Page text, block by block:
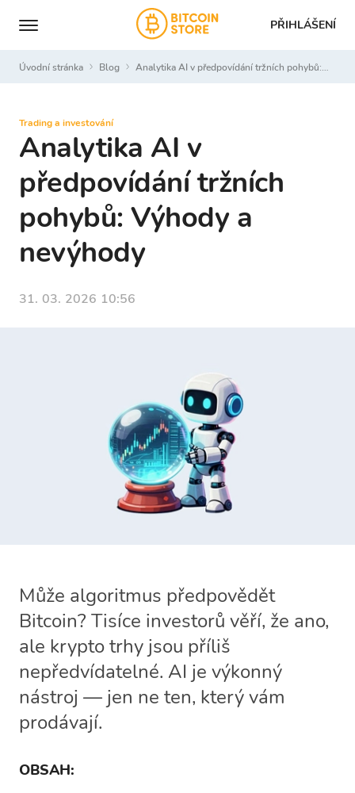
PŘIHLÁŠENÍ
Úvodní stránka Blog Analytika AI v předpovídání tržních pohybů: Výhody a nevýhody
Trading a investování
Analytika AI v
předpovídání tržních
pohybů: Výhody a
nevýhody
31. 03. 2026 10:56
Může algoritmus předpovědět
Bitcoin? Tisíce investorů věří, že ano,
ale krypto trhy jsou příliš
nepředvídatelné. AI je výkonný
nástroj — jen ne ten, který vám
prodávají.
OBSAH: